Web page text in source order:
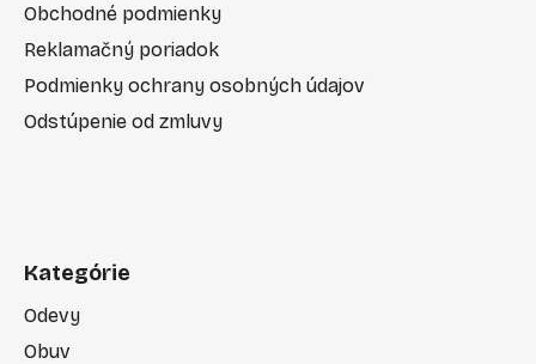
Obchodné podmienky
Reklamačný poriadok
Podmienky ochrany osobných údajov
Odstúpenie od zmluvy
Kategórie
Odevy
Obuv